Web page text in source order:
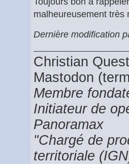
malheureusement très
Dernière modification
Christian
Mastodon
Membre
Initiateur de
Panoramax
"Chargé de
territoriale